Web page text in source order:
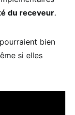
du receveur.
bien
si elles